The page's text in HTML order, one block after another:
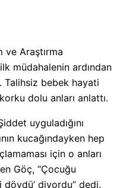
ve Araştırma
müdahalenin ardından
bebek hayati
dolu anları anlattı.
uyguladığını
kucağındayken hep
için o anları
Göç, “Çocuğu
dövdü’ diyordu” dedi.